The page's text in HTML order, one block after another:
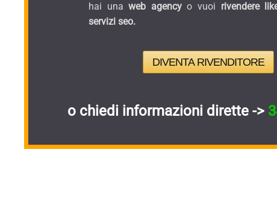
hai una web agencyo vuoi rivendere
servizi seo.
DIVENTA RIVENDITORE
o chiedi informazioni dirette ->